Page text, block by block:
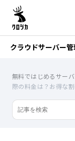
クラウドサーバー
無料ではじめるサー
際の料金は？お得な